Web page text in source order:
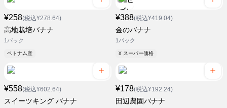
¥258(税込¥278.64)
高地栽培バナナ
1パック
ベトナム産
¥388(税込¥419.04)
金のバナナ
1パック
¥ スーパー価格
¥558(税込¥602.64)
スイーツキング バナナ
¥178(税込¥192.24)
田辺農園バナナ